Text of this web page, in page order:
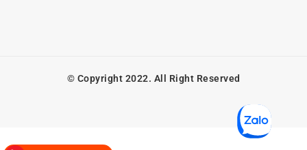
© Copyright 2022. All Right Reserved